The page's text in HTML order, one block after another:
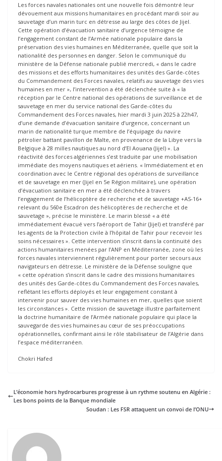
Les forces navales nationales ont une nouvelle fois démontré leur
dévouement aux missions humanitaires en procédant mardi soir au
sauvetage d’un marin turc en détresse au large des côtes de Jijel.
Cette opération d’évacuation sanitaire d’urgence témoigne de
l’engagement constant de l’Armée nationale populaire dans la
préservation des vies humaines en Méditerranée, quelle que soit la
nationalité des personnes en danger. Selon le communiqué du
ministère de la Défense nationale publié mercredi, « dans le cadre
des missions et des efforts humanitaires des unités des Garde-côtes
du Commandement des Forces navales, relatifs au sauvetage des vies
humaines en mer », l’intervention a été déclenchée suite à « la
réception par le Centre national des opérations de surveillance et de
sauvetage en mer du service national des Garde-côtes du
Commandement des Forces navales, hier mardi 3 juin 2025 à 22h47,
d’une demande d’évacuation sanitaire d’urgence, concernant un
marin de nationalité turque membre de l’équipage du navire
pétrolier battant pavillon de Malte, en provenance de la Libye vers la
Belgique à 28 milles nautiques au nord d’El Aouana (Jijel) ». La
réactivité des forces algériennes s’est traduite par une mobilisation
immédiate des moyens nautiques et aériens. « Immédiatement et en
coordination avec le Centre régional des opérations de surveillance
et de sauvetage en mer (Jijel en 5e Région militaire), une opération
d’évacuation sanitaire en mer a été déclenchée à travers
l’engagement de l’hélicoptère de recherche et de sauvetage +AS-16+
relevant du 560e Escadron des hélicoptères de recherche et de
sauvetage », précise le ministère. Le marin blessé « a été
immédiatement évacué vers l’aéroport de Tahir (Jijel) et transféré par
les agents de la Protection civile à l’hôpital de Tahir pour recevoir les
soins nécessaires ». Cette intervention s’inscrit dans la continuité des
actions humanitaires menées par l’ANP en Méditerranée, zone où les
forces navales interviennent régulièrement pour porter secours aux
navigateurs en détresse. Le ministère de la Défense souligne que
« cette opération s’inscrit dans le cadre des missions humanitaires
des unités des Garde-côtes du Commandement des Forces navales,
reflétant les efforts déployés et leur engagement constant à
intervenir pour sauver des vies humaines en mer, quelles que soient
les circonstances ». Cette mission de sauvetage illustre parfaitement
la doctrine humanitaire de l’Armée nationale populaire qui place la
sauvegarde des vies humaines au cœur de ses préoccupations
opérationnelles, confirmant ainsi le rôle stabilisateur de l’Algérie dans
l’espace méditerranéen.
Chokri Hafed
L’économie hors hydrocarbures progresse à un rythme soutenu en Algérie :
Les bons points de la Banque mondiale
Soudan : Les FSR attaquent un convoi de l’ONU